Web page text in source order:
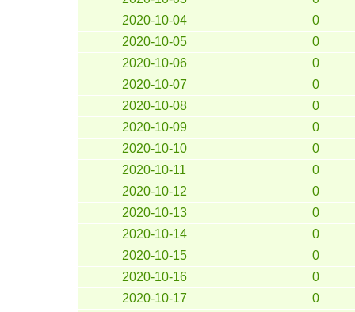
2020-10-04
0
2020-10-05
0
2020-10-06
0
2020-10-07
0
2020-10-08
0
2020-10-09
0
2020-10-10
0
2020-10-11
0
2020-10-12
0
2020-10-13
0
2020-10-14
0
2020-10-15
0
2020-10-16
0
2020-10-17
0